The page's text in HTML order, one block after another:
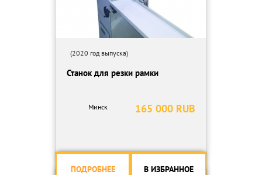
(2020 год выпуска)
Станок для резки рамки
165 000 RUB
Минск
ПОДРОБНЕЕ В ИЗБРАННОЕ